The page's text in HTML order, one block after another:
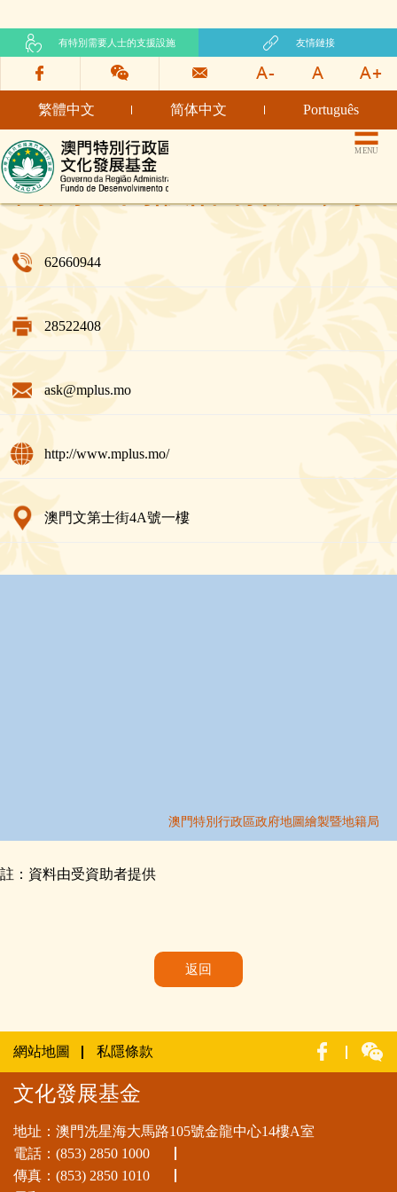
有特別需要人士的支援設施 友情鏈接
繁體中文 简体中文 Português
文化發展基金網頁 MENU
簡約室內設計有限公司
62660944
28522408
ask@mplus.mo
http://www.mplus.mo/
澳門文第士街4A號一樓
註：資料由受資助者提供
返回
網站地圖 私隱條款
文化發展基金
地址：澳門冼星海大馬路105號金龍中心14樓A室
電話： (853) 2850 1000
傳真：(853) 2850 1010